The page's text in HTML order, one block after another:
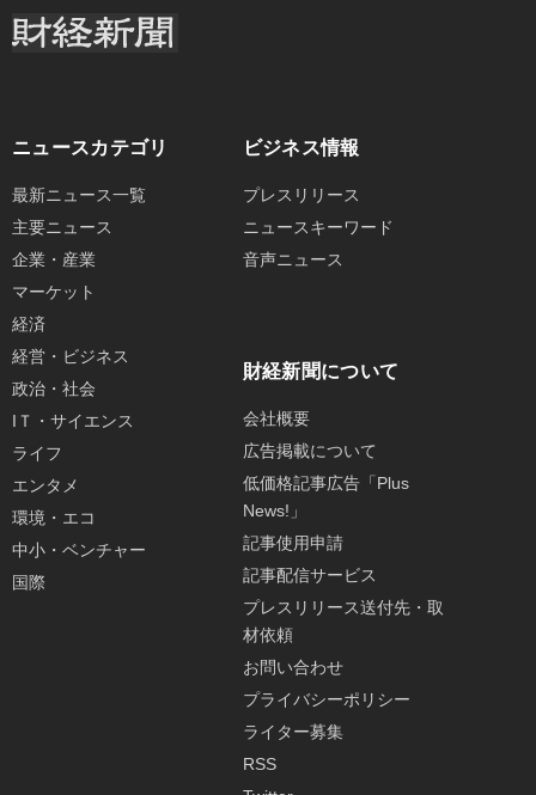
ニュースカテゴリ
最新ニュース一覧
主要ニュース
企業・産業
マーケット
経済
経営・ビジネス
政治・社会
IＴ・サイエンス
ライフ
エンタメ
環境・エコ
中小・ベンチャー
国際
ビジネス情報
プレスリリース
ニュースキーワード
音声ニュース
財経新聞について
会社概要
広告掲載について
低価格記事広告「Plus
News!」
記事使用申請
記事配信サービス
プレスリリース送付先・取
材依頼
お問い合わせ
プライバシーポリシー
ライター募集
RSS